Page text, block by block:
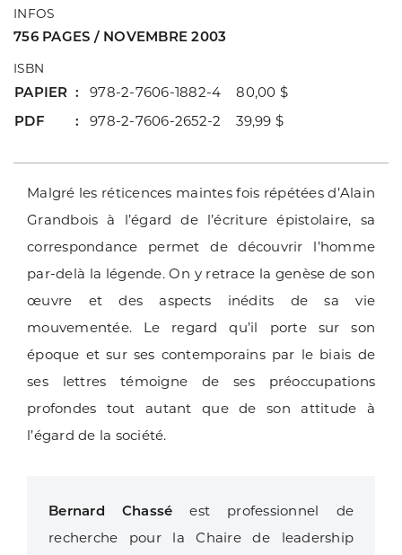
INFOS
756 PAGES / NOVEMBRE 2003
ISBN
PAPIER
978-2-7606-1882-4 80,00 $
PDF
978-2-7606-2652-2 39,99 $
Malgré les réticences maintes fois répétées d’Alain
Grandbois à l’égard de l’écriture épistolaire, sa
correspondance permet de découvrir l’homme
par-delà la légende. On y retrace la genèse de son
œuvre et des aspects inédits de sa vie
mouvementée. Le regard qu’il porte sur son
époque et sur ses contemporains par le biais de
ses lettres témoigne de ses préoccupations
profondes tout autant que de son attitude à
l’égard de la société.
Bernard Chassé est professionnel de
recherche pour la Chaire de leadership